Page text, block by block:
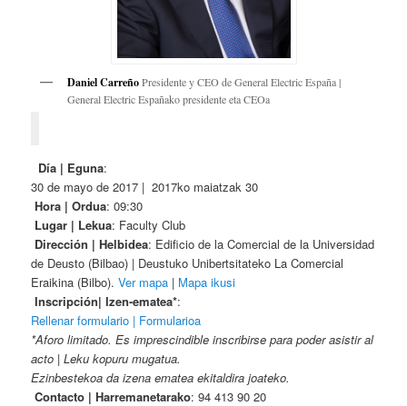
Daniel CarreñoPresidente y CEO de General Electric España |
General Electric Españako presidente eta CEOa
Día | Eguna:
30 de mayo de 2017 | 2017ko maiatzak 30
Hora | Ordua: 09:30
Lugar | Lekua: Faculty Club
Dirección | Helbidea: Edificio de la Comercial de la Universidad
de Deusto (Bilbao) | Deustuko Unibertsitateko La Comercial
Eraikina (Bilbo).Ver mapa | Mapa ikusi
Inscripción| Izen-ematea*:
Rellenar formulario | Formularioa
*Aforo limitado. Es imprescindible inscribirse para poder asistir al
acto |Leku kopuru mugatua.
Ezinbestekoa da izena ematea ekitaldira joateko.
Contacto | Harremanetarako: 94 413 90 20